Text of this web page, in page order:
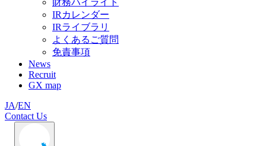
財務ハイライト
IRカレンダー
IRライブラリ
よくあるご質問
免責事項
News
Recruit
GX map
JA/EN
Contact Us